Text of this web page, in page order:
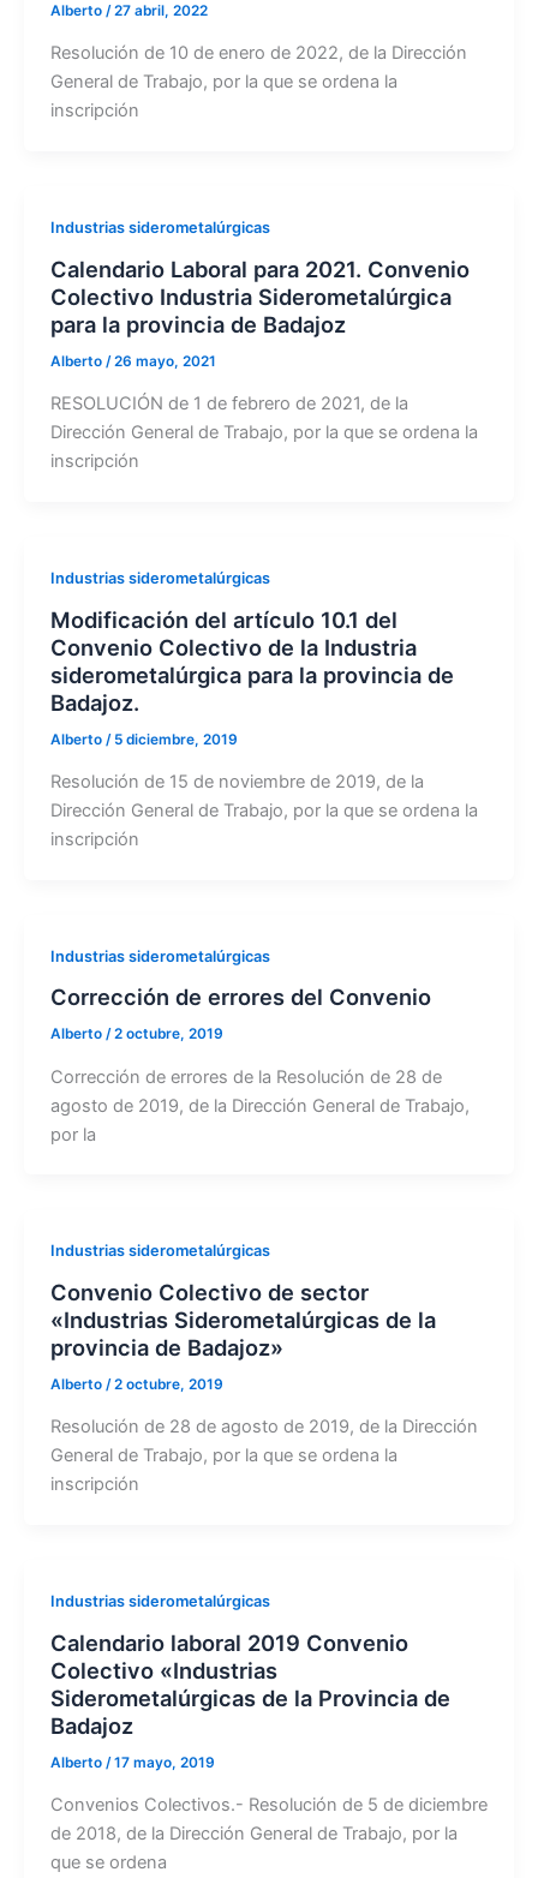
Alberto /27 abril, 2022
Resolución de 10 de enero de 2022, de la Dirección
General de Trabajo, por la que se ordena la
inscripción
Industrias siderometalúrgicas
Calendario Laboral para 2021. Convenio
Colectivo Industria Siderometalúrgica
para la provincia de Badajoz
Alberto /26 mayo, 2021
RESOLUCIÓN de 1 de febrero de 2021, de la
Dirección General de Trabajo, por la que se ordena la
inscripción
Industrias siderometalúrgicas
Modificación del artículo 10.1 del
Convenio Colectivo de la Industria
siderometalúrgica para la provincia de
Badajoz.
Alberto / 5 diciembre, 2019
Resolución de 15 de noviembre de 2019, de la
Dirección General de Trabajo, por la que se ordena la
inscripción
Industrias siderometalúrgicas
Corrección de errores del Convenio
Alberto /2 octubre, 2019
Corrección de errores de la Resolución de 28 de
agosto de 2019, de la Dirección General de Trabajo,
por la
Industrias siderometalúrgicas
Convenio Colectivo de sector
«Industrias Siderometalúrgicas de la
provincia de Badajoz»
Alberto /2 octubre, 2019
Resolución de 28 de agosto de 2019, de la Dirección
General de Trabajo, por la que se ordena la
inscripción
Industrias siderometalúrgicas
Calendario laboral 2019 Convenio
Colectivo «Industrias
Siderometalúrgicas de la Provincia de
Badajoz
Alberto /17 mayo, 2019
Convenios Colectivos.- Resolución de 5 de diciembre
de 2018, de la Dirección General de Trabajo, por la
que se ordena